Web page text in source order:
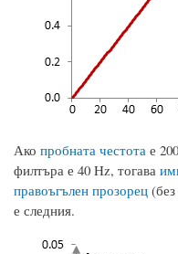
Ако пробната честота е
филтъра е 40 Hz, тогава
правоъгълен прозорец
е следния.